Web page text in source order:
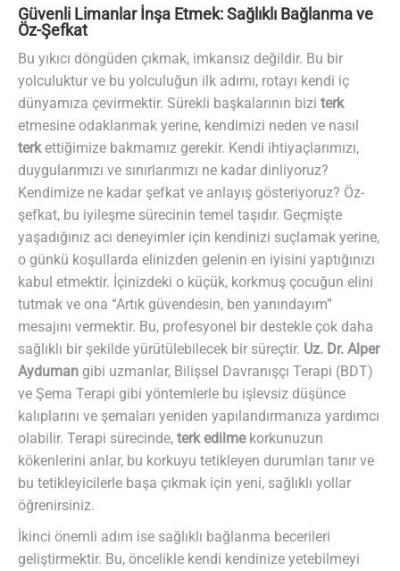
Güvenli Limanlar İnşa Etmek: Sağlıklı Bağlanma ve
Öz-Şefkat
Bu yıkıcı döngüden çıkmak, imkansız değildir. Bu bir
yolculuktur ve bu yolculuğun ilk adımı, rotayı kendi iç
dünyamıza çevirmektir. Sürekli başkalarının bizi terk
etmesine odaklanmak yerine, kendimizi neden ve nasıl
terkettiğimize bakmamız gerekir. Kendi ihtiyaçlarımızı,
duygularımızı ve sınırlarımızı ne kadar dinliyoruz?
Kendimize ne kadar şefkat ve anlayış gösteriyoruz? Öz-
şefkat, bu iyileşme sürecinin temel taşıdır. Geçmişte
yaşadığınız acı deneyimler için kendinizi suçlamak yerine,
o günkü koşullarda elinizden gelenin en iyisini yaptığınızı
kabul etmektir. İçinizdeki o küçük, korkmuş çocuğun elini
tutmak ve ona “Artık güvendesin, ben yanındayım”
mesajını vermektir. Bu, profesyonel bir destekle çok daha
sağlıklı bir şekilde yürütülebilecek bir süreçtir. Uz. Dr. Alper
Ayduman gibi uzmanlar, Bilişsel Davranışçı Terapi (BDT)
ve Şema Terapi gibi yöntemlerle bu işlevsiz düşünce
kalıplarını ve şemaları yeniden yapılandırmanıza yardımcı
olabilir. Terapi sürecinde, terk edilmekorkunuzun
kökenlerini anlar, bu korkuyu tetikleyen durumları tanır ve
bu tetikleyicilerle başa çıkmak için yeni, sağlıklı yollar
öğrenirsiniz.
İkinci önemli adım ise sağlıklı bağlanma becerileri
geliştirmektir. Bu, öncelikle kendi kendinize yetebilmeyi